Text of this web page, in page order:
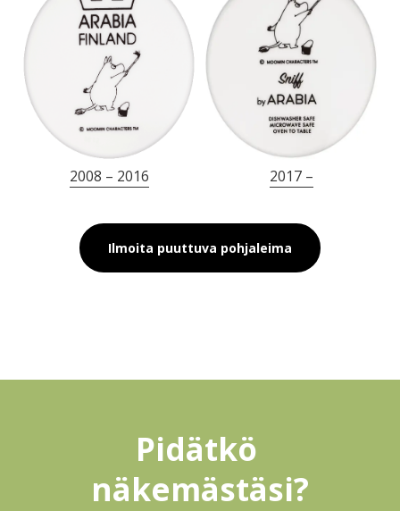
2008 – 2016 2017 –
Ilmoita puuttuva pohjaleima
Pidätkö
näkemästäsi?